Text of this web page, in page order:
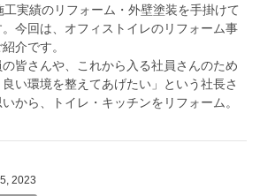
工実績のリフォーム・外壁塗装を手掛けて
。今回は、オフィストイレのリフォーム事
介です。
の皆さんや、これから入る社員さんのため
良い環境を整えてあげたい」という社長さ
から、トイレ・キッチンをリフォーム。
2023